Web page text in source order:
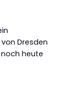
Dresden
noch heute